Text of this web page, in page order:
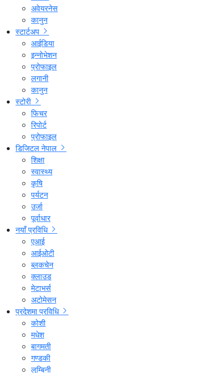
अवेयरनेस
कानुन
स्टार्टअप
आईडिया
इन्नोभेशन
प्रोफाइल
लगानी
कानुन
स्टोरी
फिचर
रिपोर्ट
प्रोफाइल
डिजिटल नेपाल
शिक्षा
स्वास्थ्य
कृषि
पर्यटन
उर्जा
पूर्वाधार
नयाँ प्रविधि
एआई
आईओटी
ब्लकचेन
क्लाउड
मेटाभर्स
अटोमेसन
प्रदेशमा प्रविधि
कोशी
मधेश
बागमती
गण्डकी
लुम्बिनी